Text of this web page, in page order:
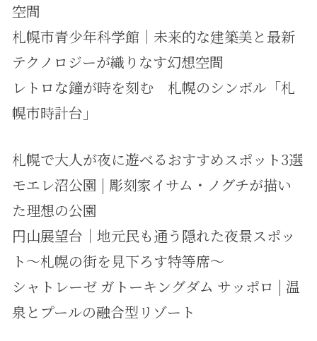
空間
札幌市青少年科学館｜未来的な建築美と最新
テクノロジーが織りなす幻想空間
レトロな鐘が時を刻む 札幌のシンボル「札
幌市時計台」
札幌で大人が夜に遊べるおすすめスポット3選
モエレ沼公園 | 彫刻家イサム・ノグチが描い
た理想の公園
円山展望台｜地元民も通う隠れた夜景スポッ
ト～札幌の街を見下ろす特等席～
シャトレーゼ ガトーキングダム サッポロ | 温
泉とプールの融合型リゾート